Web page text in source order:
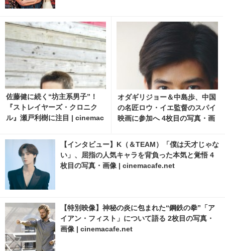
佐藤健に続く“坊主系男子”！
『ストレイヤーズ・クロニク
ル』瀬戸利樹に注目 | cinemac
オダギリジョー＆中島歩、中国
の名匠ロウ・イエ監督のスパイ
映画に参加へ 4枚目の写真・画
【インタビュー】K（＆TEAM）「僕は天才じゃな
い」、屈指の人気キャラを背負った本気と覚悟 4
枚目の写真・画像 | cinemacafe.net
【特別映像】神秘の炎に包まれた“鋼鉄の拳”「ア
イアン・フィスト」について語る 2枚目の写真・
画像 | cinemacafe.net